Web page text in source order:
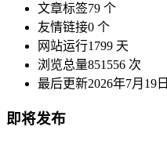
文章标签79 个
友情链接0 个
网站运行1799 天
浏览总量851556 次
最后更新2026年7月19日
即将发布